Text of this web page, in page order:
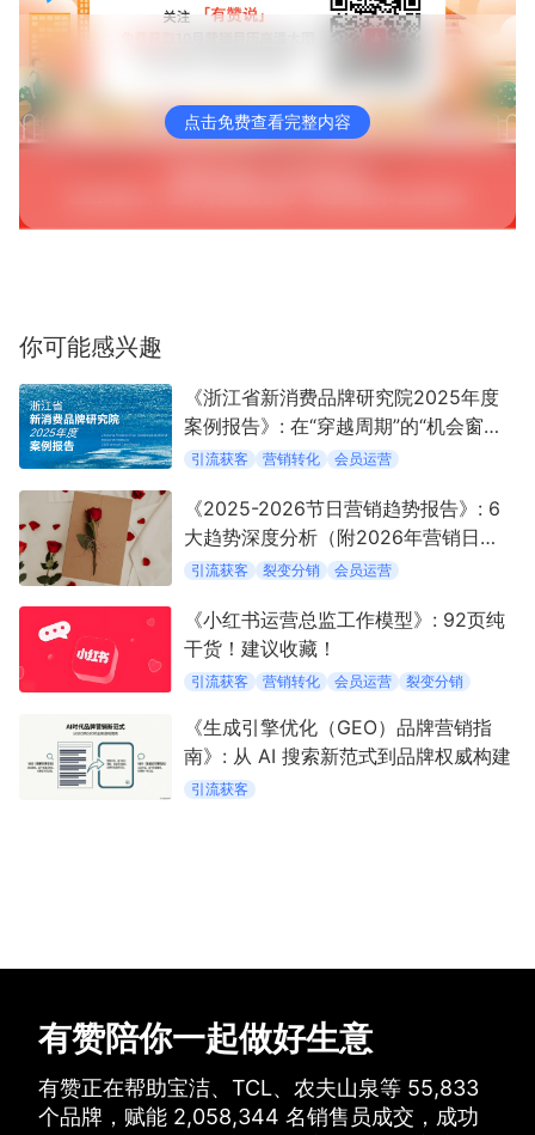
点击免费查看完整内容
你可能感兴趣
《浙江省新消费品牌研究院2025年度
案例报告》: 在“穿越周期”的“机会窗口”
中定义新消费
引流获客 营销转化 会员运营
《2025-2026节日营销趋势报告》: 6
大趋势深度分析（附2026年营销日
历）
引流获客 裂变分销 会员运营
《小红书运营总监工作模型》: 92页纯
干货！建议收藏！
引流获客 营销转化 会员运营 裂变分销
《生成引擎优化（GEO）品牌营销指
南》: 从 AI 搜索新范式到品牌权威构建
引流获客
有赞陪你一起做好生意
有赞正在帮助宝洁、TCL、农夫山泉等 55,833
个品牌， 赋能 2,058,344 名销售员成交， 成功